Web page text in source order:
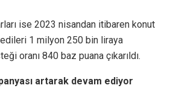
ise 2023 nisandan itibaren konut
1 milyon 250 bin liraya
oranı 840 baz puana çıkarıldı.
artarak devam ediyor